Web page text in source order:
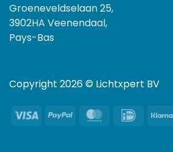
Groeneveldselaan 25,
3902HA Veenendaal,
Pays-Bas
Copyright 2026 © Lichtxpert BV
Visa PayPal MasterCard
IDeal